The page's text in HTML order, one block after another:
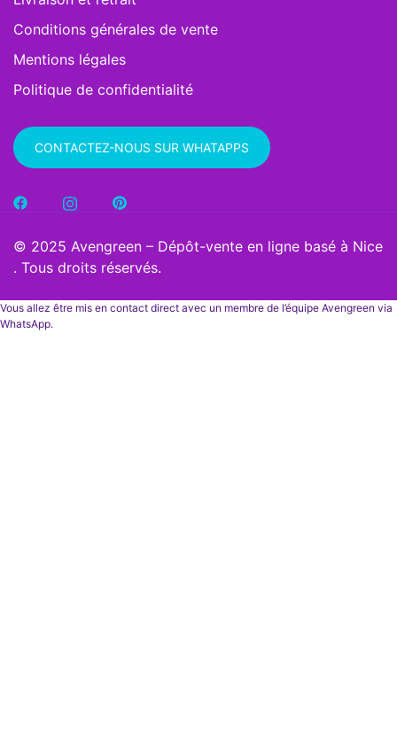
Conditions générales de vente
Mentions légales
Politique de confidentialité
CONTACTEZ-NOUS SUR WHATAPPS
© 2025 Avengreen – Dépôt-vente en ligne basé à Nice
. Tous droits réservés.
Vous allez être mis en contact direct avec un membre de l’équipe Avengreen via
WhatsApp.